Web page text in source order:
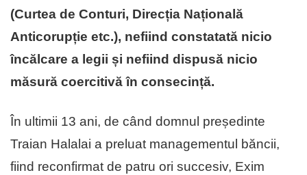
(Curtea de Conturi, Direcția Națională
Anticorupție etc.), nefiind constatată nicio
încălcare a legii și nefiind dispusă nicio
măsură coercitivă în consecință.
În ultimii 13 ani, de când domnul președinte
Traian Halalai a preluat managementul băncii,
fiind reconfirmat de patru ori succesiv, Exim